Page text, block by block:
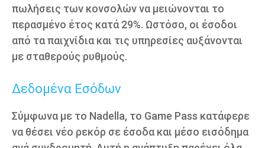
πωλήσεις των κονσολών να μειώνονται το
περασμένο έτος κατά 29%. Ωστόσο, οι έσοδοι
από τα παιχνίδια και τις υπηρεσίες αυξάνονται
με σταθερούς ρυθμούς.
Δεδομένα Εσόδων
Σύμφωνα με το Nadella, το Game Pass κατάφερε
να θέσει νέο ρεκόρ σε έσοδα και μέσο εισόδημα